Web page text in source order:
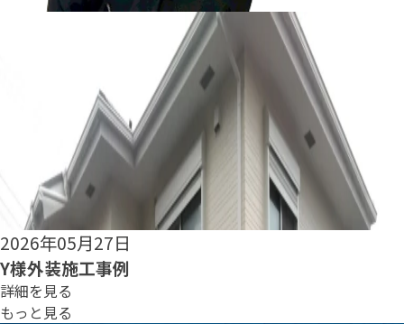
2026年05月25日
S様外装施工事例
詳細を見る
もっと見る